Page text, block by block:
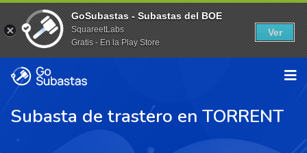
Subasta de trastero en TORRENT
GoSubastas - Subastas del BOE
SquareetLabs
Gratis - En la Play Store
Ver